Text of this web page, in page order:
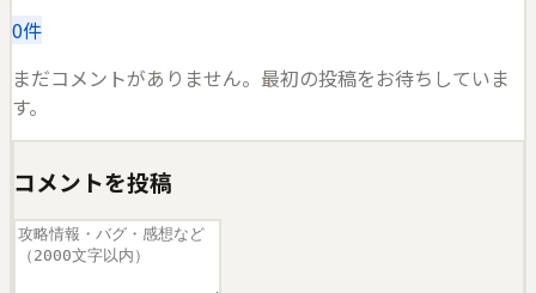
0件
まだコメントがありません。最初の投稿をお待ちしていま
す。
コメントを投稿